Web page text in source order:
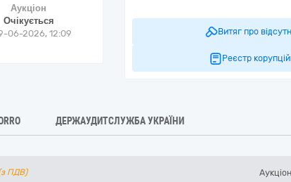
Аукціон
Очікується
06-2026, 12:09 Витяг про
Реєстр
ДЕРЖАУДИТСЛУЖБА УКРАЇНИ
ПДВ) Аукціон